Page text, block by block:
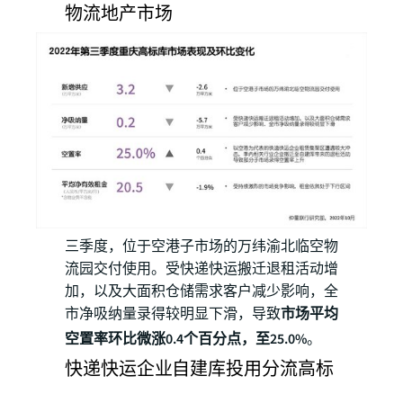
物流地产市场
三季度，位于空港子市场的万纬渝北临空物
流园交付使用。受快递快运搬迁退租活动增
加，以及大面积仓储需求客户减少影响，全
市净吸纳量录得较明显下滑，导致市场平均
空置率环比微涨0.4个百分点，至25.0%。
快递快运企业自建库投用分流高标